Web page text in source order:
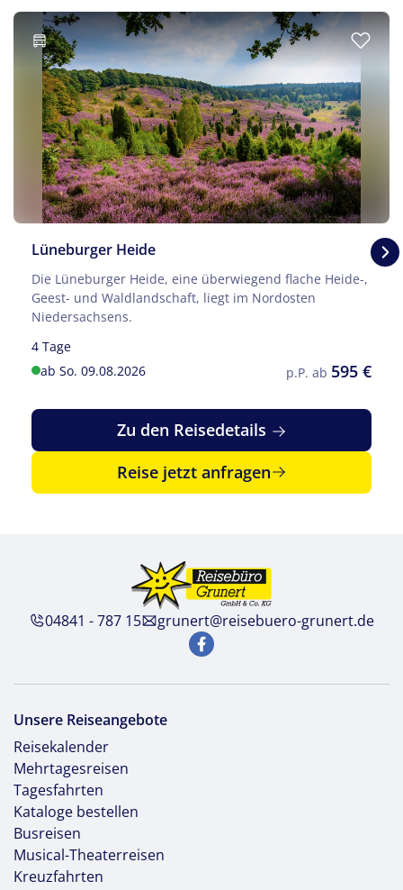
Lüneburger Heide
Die Lüneburger Heide, eine überwiegend flache Heide-,
Geest- und Waldlandschaft, liegt im Nordosten
Niedersachsens.
4 Tage
ab So. 09.08.2026
p.P. ab 595 €
Zu den Reisedetails
Reise jetzt anfragen
04841 - 787 15 grunert@reisebuero-grunert.de
Unsere Reiseangebote
Reisekalender
Mehrtagesreisen
Tagesfahrten
Kataloge bestellen
Busreisen
Musical-Theaterreisen
Kreuzfahrten